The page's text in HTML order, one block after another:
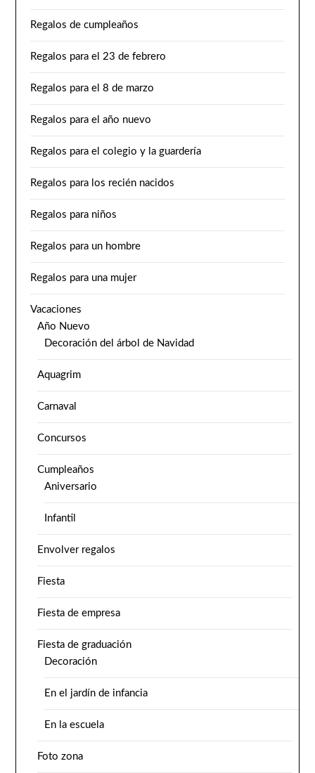
Regalos de cumpleaños
Regalos para el 23 de febrero
Regalos para el 8 de marzo
Regalos para el año nuevo
Regalos para el colegio y la guardería
Regalos para los recién nacidos
Regalos para niños
Regalos para un hombre
Regalos para una mujer
Vacaciones
Año Nuevo
Decoración del árbol de Navidad
Aquagrim
Carnaval
Concursos
Cumpleaños
Aniversario
Infantil
Envolver regalos
Fiesta
Fiesta de empresa
Fiesta de graduación
Decoración
En el jardín de infancia
En la escuela
Foto zona